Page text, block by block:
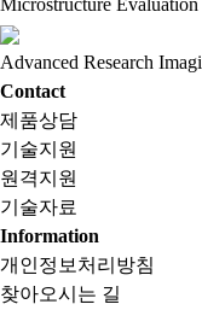
Advanced Research
Contact
제품상담
기술지원
원격지원
기술자료
Information
개인정보처리방침
찾아오시는 길